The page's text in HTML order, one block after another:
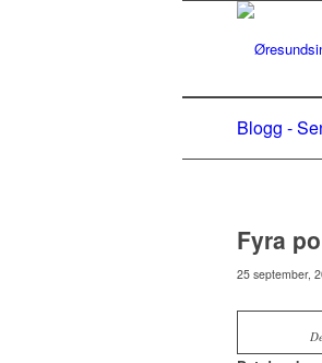
Blogg -
Fyra
25 september,